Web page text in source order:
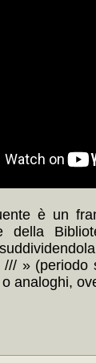
è un
della
» (periodo
o analoghi,